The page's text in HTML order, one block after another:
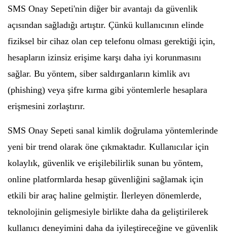
SMS Onay Sepeti'nin diğer bir avantajı da güvenlik
açısından sağladığı artıştır. Çünkü kullanıcının elinde
fiziksel bir cihaz olan cep telefonu olması gerektiği için,
hesapların izinsiz erişime karşı daha iyi korunmasını
sağlar. Bu yöntem, siber saldırganların kimlik avı
(phishing) veya şifre kırma gibi yöntemlerle hesaplara
erişmesini zorlaştırır.
SMS Onay Sepeti sanal kimlik doğrulama yöntemlerinde
yeni bir trend olarak öne çıkmaktadır. Kullanıcılar için
kolaylık, güvenlik ve erişilebilirlik sunan bu yöntem,
online platformlarda hesap güvenliğini sağlamak için
etkili bir araç haline gelmiştir. İlerleyen dönemlerde,
teknolojinin gelişmesiyle birlikte daha da geliştirilerek
kullanıcı deneyimini daha da iyileştireceğine ve güvenlik